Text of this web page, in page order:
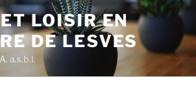
LOISIR EN
DE LESVES
a.s.b.l.